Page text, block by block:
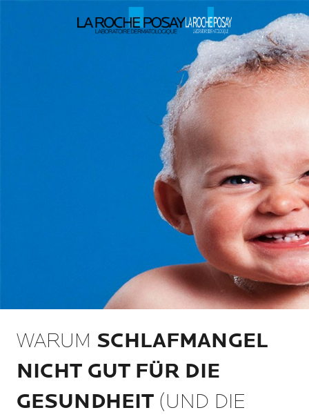
WARUM SCHLAFMANGEL
NICHT GUT FÜR DIE
GESUNDHEIT (UND DIE